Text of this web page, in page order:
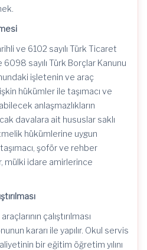
ve 6102 sayılı Türk Ticaret
6098 sayılı Türk Borçlar Kanunu
işletenin ve araç
hükümler ile taşımacı ve
anlaşmazlıkların
davalara ait hususlar saklı
hükümlerine uygun
şoför ve rehber
mülki idare amirlerince
çalıştırılması
kararı ile yapılır. Okul servis
bir eğitim öğretim yılını